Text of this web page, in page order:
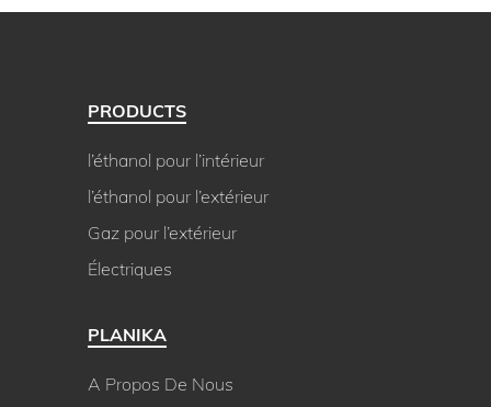
PRODUCTS
l’éthanol pour l’intérieur
l’éthanol pour l’extérieur
Gaz pour l’extérieur
Électriques
PLANIKA
A Propos De Nous